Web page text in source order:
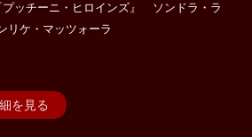
ッチーニ・ヒロインズ』 ソンドラ・ラ
リケ・マッツォーラ
を見る